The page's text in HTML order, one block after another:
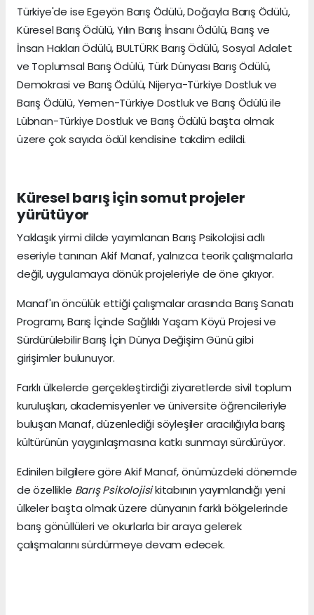
Türkiye'de ise Egeyön Barış Ödülü, Doğayla Barış Ödülü,
Küresel Barış Ödülü, Yılın Barış İnsanı Ödülü, Barış ve
İnsan Hakları Ödülü, BULTÜRK Barış Ödülü, Sosyal Adalet
ve Toplumsal Barış Ödülü, Türk Dünyası Barış Ödülü,
Demokrasi ve Barış Ödülü, Nijerya-Türkiye Dostluk ve
Barış Ödülü, Yemen-Türkiye Dostluk ve Barış Ödülü ile
Lübnan-Türkiye Dostluk ve Barış Ödülü başta olmak
üzere çok sayıda ödül kendisine takdim edildi.
Küresel barış için somut projeler
yürütüyor
Yaklaşık yirmi dilde yayımlanan Barış Psikolojisi adlı
eseriyle tanınan Akif Manaf, yalnızca teorik çalışmalarla
değil, uygulamaya dönük projeleriyle de öne çıkıyor.
Manaf'ın öncülük ettiği çalışmalar arasında Barış Sanatı
Programı, Barış İçinde Sağlıklı Yaşam Köyü Projesi ve
Sürdürülebilir Barış İçin Dünya Değişim Günü gibi
girişimler bulunuyor.
Farklı ülkelerde gerçekleştirdiği ziyaretlerde sivil toplum
kuruluşları, akademisyenler ve üniversite öğrencileriyle
buluşan Manaf, düzenlediği söyleşiler aracılığıyla barış
kültürünün yaygınlaşmasına katkı sunmayı sürdürüyor.
Edinilen bilgilere göre Akif Manaf, önümüzdeki dönemde
de özellikle Barış Psikolojisikitabının yayımlandığı yeni
ülkeler başta olmak üzere dünyanın farklı bölgelerinde
barış gönüllüleri ve okurlarla bir araya gelerek
çalışmalarını sürdürmeye devam edecek.